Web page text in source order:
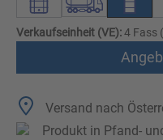
Verkaufseinheit (VE):4 Fass
Versand nach
Produkt in Pfand-